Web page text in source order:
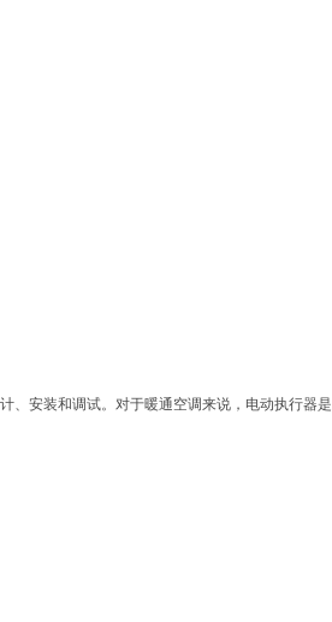
、安装和调试。对于暖通空调来说，电动执行器是